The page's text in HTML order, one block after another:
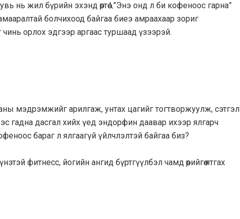
нь жил бүрийн эхэнд өөртөө \”Энэ онд л би кофеноос гарна”
болчихоод байгаа биеэ амраахаар зориг
чинь орлох эдгээр аргаас туршаад үзээрэй.
мэдрэмжийг арилгаж, унтах цагийг тогтворжуулж, сэтгэл
гадна дасгал хийх үед эндорфин даавар ихээр ялгарч
бараг л ялгаагүй үйлчлэлтэй байгаа биз?
фитнесс, йогийн ангид бүртгүүлбэл чамд өөрийгөө ятгах